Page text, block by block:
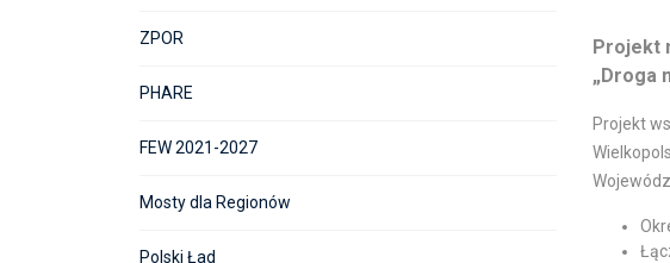
ZPOR
PHARE
FEW 2021-2027
Mosty dla Regionów
Polski Ład
Projekt
„Droga
Projekt